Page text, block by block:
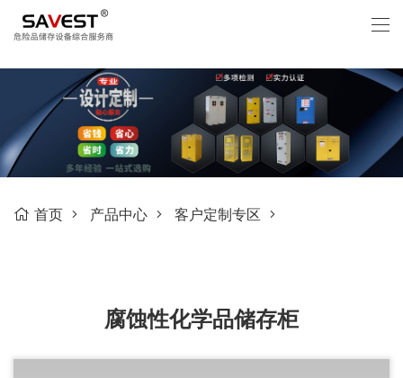
首页 产品中心 客户定制专区
腐蚀性化学品储存柜